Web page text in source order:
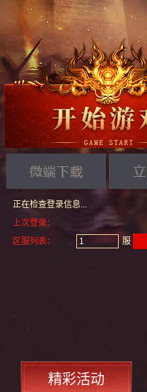
正在检查登录信息...
上次登录：
区服列表：
服
精彩活动